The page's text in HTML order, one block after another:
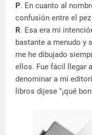
P. En cuanto al
confusión entre el
R. Esa era mi
bastante a menudo y
me he dibujado
ellos. Fue fácil llegar
denominar a mi
libros dijese "¡qué